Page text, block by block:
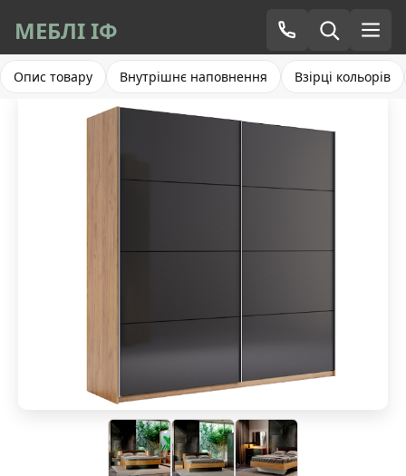
МЕБЛІ ІФ
Опис товару Внутрішнє наповнення Взірці кольорів